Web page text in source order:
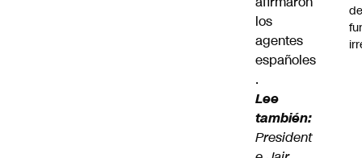
los
agentes
españoles
.
Lee
también:
President
de